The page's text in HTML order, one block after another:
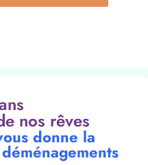
nos rêves
donne la